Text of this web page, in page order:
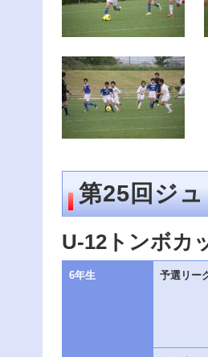
第25回ジ
U-12トンボカ
6年生 予選リー